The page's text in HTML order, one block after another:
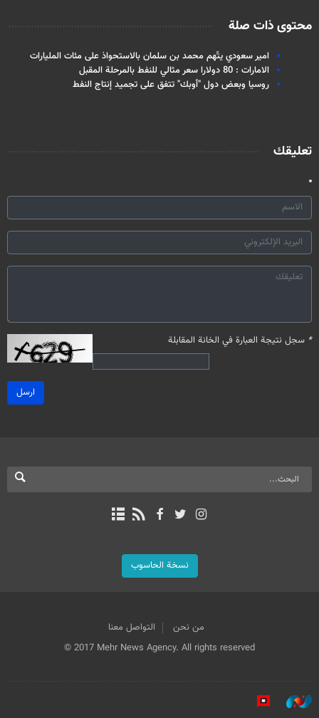
محتوى ذات صلة
امير سعودي يتّهم محمد بن سلمان بالاستحواذ على مئات المليارات
الامارات : 80 دولارا سعر مثالي للنفط بالمرحلة المقبل
روسيا وبعض دول "أوبك" تتفق على تجميد إنتاج النفط
تعليقك
* سجل نتيجة العبارة في الخانة المقابلة
ارسل
نسخة الحاسوب
من نحن
التواصل معنا
© 2017 Mehr News Agency. All rights reserved